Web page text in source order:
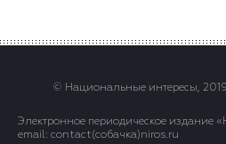
© Национальные интересы,
Электронное периодическое издание
email: contact(сoбaчка)niros.ru